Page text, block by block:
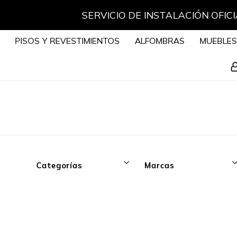
PISOS Y REVESTIMIENTOS ALFOMBRAS MUEBLES
Categorías Marcas